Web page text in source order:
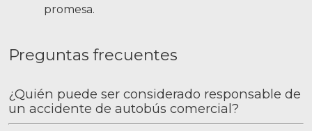
promesa.
Preguntas frecuentes
¿Quién puede ser considerado responsable de
un accidente de autobús comercial?